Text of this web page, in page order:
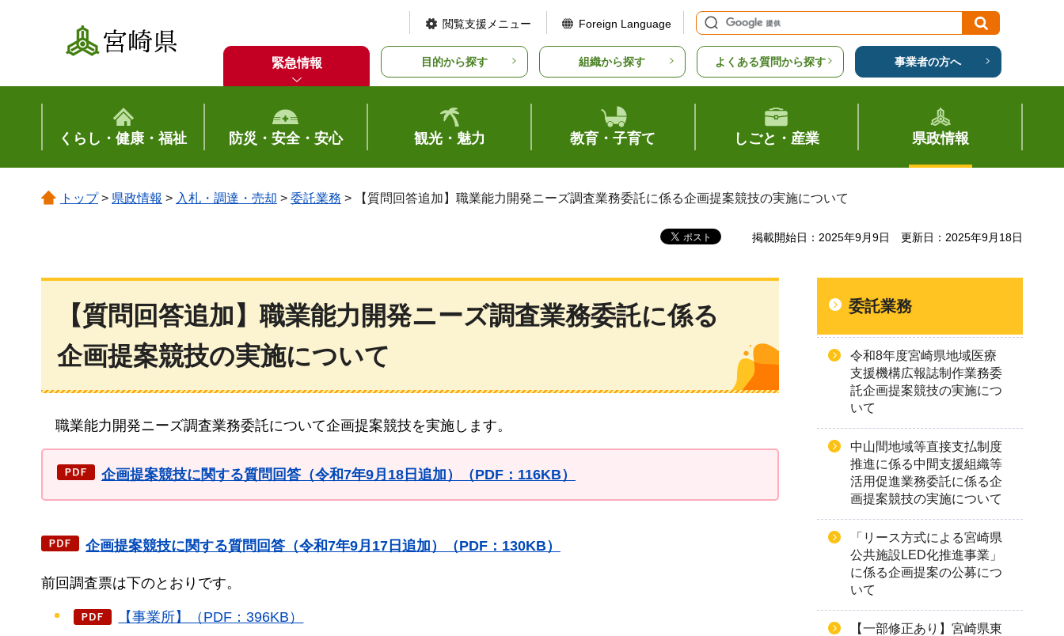
宮崎県
閲覧支援メニュー Foreign Language
緊急情報 目的から探す 組織から探す よくある質問から探す 事業者の方へ
くらし・健康・福祉 防災・安全・安心 観光・魅力 教育・子育て しごと・産業 県政情報
トップ> 県政情報 > 入札・調達・売却 > 委託業務 > 【質問回答追加】職業能力開発ニーズ調査業務委託に係る企画提案競技の実施について
掲載開始日：2025年9月9日 更新日：2025年9月18日
【質問回答追加】職業能力開発ニーズ調査業務委託に係る
企画提案競技の実施について
職業能力開発ニーズ調査業務委託について企画提案競技を実施します。
企画提案競技に関する質問回答（令和7年9月18日追加）（PDF：116KB）
企画提案競技に関する質問回答（令和7年9月17日追加）（PDF：130KB）
前回調査票は下のとおりです。
【事業所】（PDF：396KB）
委託業務
令和8年度宮崎県地域医療
支援機構広報誌制作業務委
託企画提案競技の実施につ
いて
中山間地域等直接支払制度
推進に係る中間支援組織等
活用促進業務委託に係る企
画提案競技の実施について
「リース方式による宮崎県
公共施設LED化推進事業」
に係る企画提案の公募につ
いて
【一部修正あり】宮崎県東